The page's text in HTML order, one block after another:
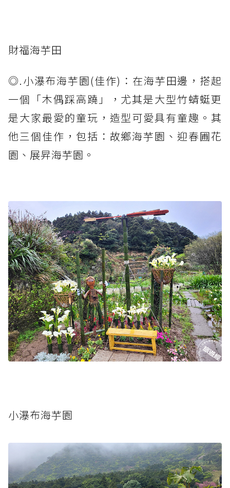
財福海芋田
◎.小瀑布海芋園(佳作)：在海芋田邊，搭起
一個「木偶踩高蹺」，尤其是大型竹蜻蜓更
是大家最愛的童玩，造型可愛具有童趣。其
他三個佳作，包括：故鄉海芋園、迎春圃花
園、展昇海芋園。
小瀑布海芋園